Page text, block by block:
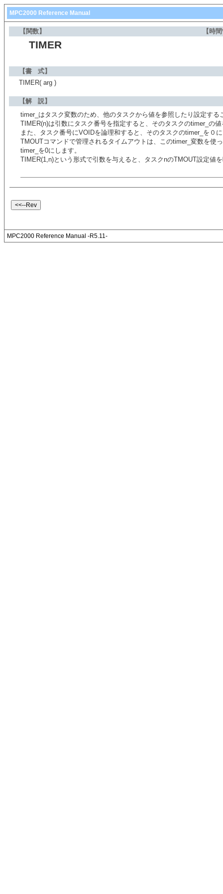
MPC2000 Reference Manual
【関数】 【時
TIMER
【書 式】
TIMER( arg )
【解 説】
timer_はタスク変数のため、他のタスクから値を参照したり設定する
TIMER(n)は引数にタスク番号を指定すると、そのタスクのtimer_の
また、タスク番号にVOIDを論理和すると、そのタスクのtimer_を０
TMOUTコマンドで管理されるタイムアウトは、このtimer_変数を使
timer_を0にします。
TIMER(1,n)という形式で引数を与えると、タスクnのTMOUT設定値
MPC2000 Reference Manual -R5.11-